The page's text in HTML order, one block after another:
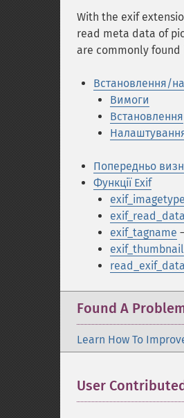
With the exif
read meta data of
are commonly found
Встановлення/
Вимоги
Встановлення
Попередньо
Функції Exif
exif_imagetype
exif_read_data
exif_tagname
exif_thumbnail
read_exif_data
Found A
Learn How To
User